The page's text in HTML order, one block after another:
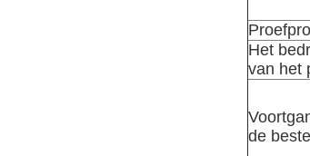
Het
van het
de